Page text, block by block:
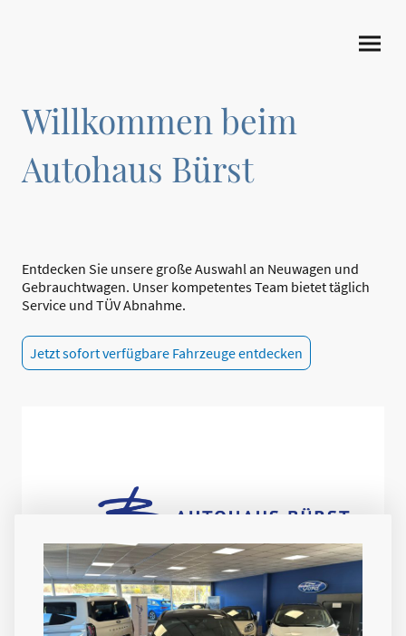
Willkommen beim
Autohaus Bürst
Entdecken Sie unsere große Auswahl an Neuwagen und
Gebrauchtwagen. Unser kompetentes Team bietet täglich
Service und TÜV Abnahme.
Jetzt sofort verfügbare Fahrzeuge entdecken